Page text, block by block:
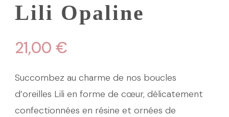
Lili Opaline
21,00 €
Succombez au charme de nos boucles
d’oreilles Lili en forme de cœur, délicatement
confectionnées en résine et ornées de